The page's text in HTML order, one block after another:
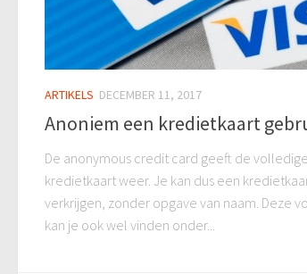
ARTIKELS DECEMBER 11, 2017
Anoniem een kredietkaart
De anonymous credit card geeft de
kredietkaart weer. Je kan dus een
verkrijgen, zonder opgave van naam. Deze
kan je ook wel vinden onder...